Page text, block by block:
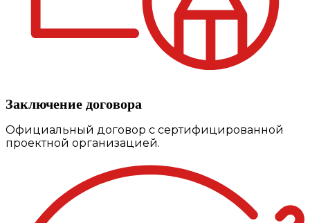
Заключение договора
Официальный договор с сертифицированной
проектной организацией.